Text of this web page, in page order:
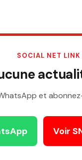
SOCIAL NET LINK
et
Voir